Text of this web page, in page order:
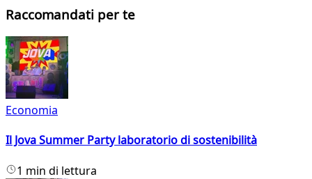
Raccomandati per te
Economia
Il Jova Summer Party laboratorio di sostenibilità
1 min di lettura